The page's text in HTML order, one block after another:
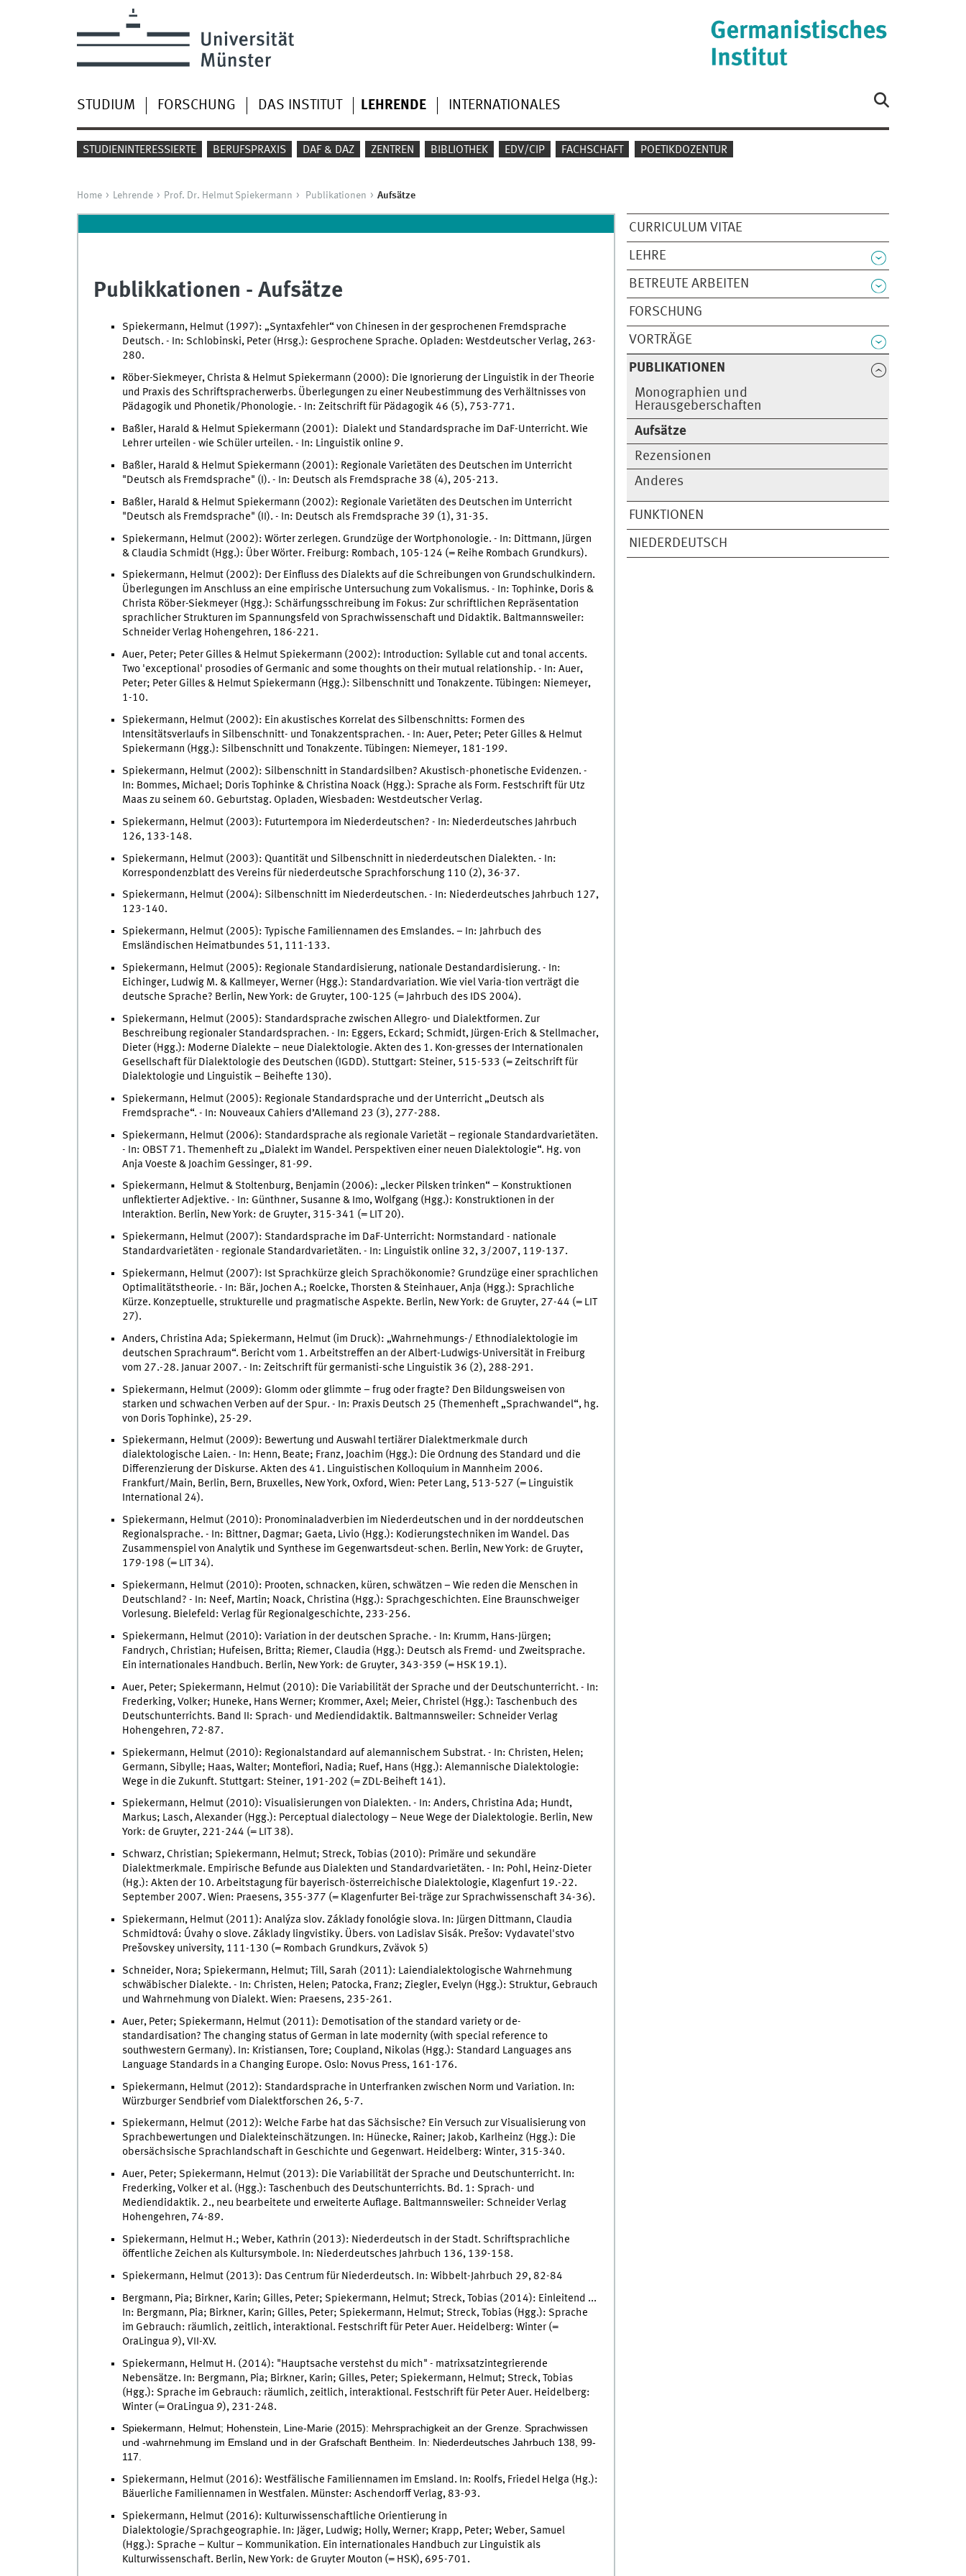
STUDIUM FORSCHUNG DAS INSTITUT LEHRENDE INTERNATIONALES
STUDIENINTERESSIERTE BERUFSPRAXIS DAF & DAZ ZENTREN BIBLIOTHEK EDV/CIP FACHSCHAFT POETIKDOZENTUR
Home Lehrende Prof. Dr. Helmut Spiekermann Publikationen Aufsätze
CURRICULUM VITAE
LEHRE
BETREUTE ARBEITEN
FORSCHUNG
VORTRÄGE
PUBLIKATIONEN
Monographien und
Herausgeberschaften
Aufsätze
Rezensionen
Anderes
FUNKTIONEN
NIEDERDEUTSCH
Publikkationen - Aufsätze
Spiekermann, Helmut (1997): „Syntaxfehler“ von Chinesen in der gesprochenen Fremdsprache
Deutsch. - In: Schlobinski, Peter (Hrsg.): Gesprochene Sprache. Opladen: Westdeutscher Verlag, 263-
280.
Röber-Siekmeyer, Christa & Helmut Spiekermann (2000): Die Ignorierung der Linguistik in der Theorie
und Praxis des Schriftspracherwerbs. Überlegungen zu einer Neubestimmung des Verhältnisses von
Pädagogik und Phonetik/Phonologie. - In: Zeitschrift für Pädagogik 46 (5), 753-771.
Baßler, Harald & Helmut Spiekermann (2001): Dialekt und Standardsprache im DaF-Unterricht. Wie
Lehrer urteilen - wie Schüler urteilen. - In: Linguistik online 9.
Baßler, Harald & Helmut Spiekermann (2001): Regionale Varietäten des Deutschen im Unterricht
"Deutsch als Fremdsprache" (I). - In: Deutsch als Fremdsprache 38 (4), 205-213.
Baßler, Harald & Helmut Spiekermann (2002): Regionale Varietäten des Deutschen im Unterricht
"Deutsch als Fremdsprache" (II). - In: Deutsch als Fremdsprache 39 (1), 31-35.
Spiekermann, Helmut (2002): Wörter zerlegen. Grundzüge der Wortphonologie. - In: Dittmann, Jürgen
& Claudia Schmidt (Hgg.): Über Wörter. Freiburg: Rombach, 105-124 (= Reihe Rombach Grundkurs).
Spiekermann, Helmut (2002): Der Einfluss des Dialekts auf die Schreibungen von Grundschulkindern.
Überlegungen im Anschluss an eine empirische Untersuchung zum Vokalismus. - In: Tophinke, Doris &
Christa Röber-Siekmeyer (Hgg.): Schärfungsschreibung im Fokus: Zur schriftlichen Repräsentation
sprachlicher Strukturen im Spannungsfeld von Sprachwissenschaft und Didaktik. Baltmannsweiler:
Schneider Verlag Hohengehren, 186-221.
Auer, Peter; Peter Gilles & Helmut Spiekermann (2002): Introduction: Syllable cut and tonal accents.
Two 'exceptional' prosodies of Germanic and some thoughts on their mutual relationship. - In: Auer,
Peter; Peter Gilles & Helmut Spiekermann (Hgg.): Silbenschnitt und Tonakzente. Tübingen: Niemeyer,
1-10.
Spiekermann, Helmut (2002): Ein akustisches Korrelat des Silbenschnitts: Formen des
Intensitätsverlaufs in Silbenschnitt- und Tonakzentsprachen. - In: Auer, Peter; Peter Gilles & Helmut
Spiekermann (Hgg.): Silbenschnitt und Tonakzente. Tübingen: Niemeyer, 181-199.
Spiekermann, Helmut (2002): Silbenschnitt in Standardsilben? Akustisch-phonetische Evidenzen. -
In: Bommes, Michael; Doris Tophinke & Christina Noack (Hgg.): Sprache als Form. Festschrift für Utz
Maas zu seinem 60. Geburtstag. Opladen, Wiesbaden: Westdeutscher Verlag.
Spiekermann, Helmut (2003): Futurtempora im Niederdeutschen? - In: Niederdeutsches Jahrbuch
126, 133-148.
Spiekermann, Helmut (2003): Quantität und Silbenschnitt in niederdeutschen Dialekten. - In:
Korrespondenzblatt des Vereins für niederdeutsche Sprachforschung 110 (2), 36-37.
Spiekermann, Helmut (2004): Silbenschnitt im Niederdeutschen. - In: Niederdeutsches Jahrbuch 127,
123-140.
Spiekermann, Helmut (2005): Typische Familiennamen des Emslandes. – In: Jahrbuch des
Emsländischen Heimatbundes 51, 111-133.
Spiekermann, Helmut (2005): Regionale Standardisierung, nationale Destandardisierung. - In:
Eichinger, Ludwig M. & Kallmeyer, Werner (Hgg.): Standardvariation. Wie viel Varia-tion verträgt die
deutsche Sprache? Berlin, New York: de Gruyter, 100-125 (= Jahrbuch des IDS 2004).
Spiekermann, Helmut (2005): Standardsprache zwischen Allegro- und Dialektformen. Zur
Beschreibung regionaler Standardsprachen. - In: Eggers, Eckard; Schmidt, Jürgen-Erich & Stellmacher,
Dieter (Hgg.): Moderne Dialekte – neue Dialektologie. Akten des 1. Kon-gresses der Internationalen
Gesellschaft für Dialektologie des Deutschen (IGDD). Stuttgart: Steiner, 515-533 (= Zeitschrift für
Dialektologie und Linguistik – Beihefte 130).
Spiekermann, Helmut (2005): Regionale Standardsprache und der Unterricht „Deutsch als
Fremdsprache“. - In: Nouveaux Cahiers d’Allemand 23 (3), 277-288.
Spiekermann, Helmut (2006): Standardsprache als regionale Varietät – regionale Standardvarietäten.
- In: OBST 71. Themenheft zu „Dialekt im Wandel. Perspektiven einer neuen Dialektologie“. Hg. von
Anja Voeste & Joachim Gessinger, 81-99.
Spiekermann, Helmut & Stoltenburg, Benjamin (2006): „lecker Pilsken trinken“ – Konstruktionen
unflektierter Adjektive. - In: Günthner, Susanne & Imo, Wolfgang (Hgg.): Konstruktionen in der
Interaktion. Berlin, New York: de Gruyter, 315-341 (= LIT 20).
Spiekermann, Helmut (2007): Standardsprache im DaF-Unterricht: Normstandard - nationale
Standardvarietäten - regionale Standardvarietäten. - In: Linguistik online 32, 3/2007, 119-137.
Spiekermann, Helmut (2007): Ist Sprachkürze gleich Sprachökonomie? Grundzüge einer sprachlichen
Optimalitätstheorie. - In: Bär, Jochen A.; Roelcke, Thorsten & Steinhauer, Anja (Hgg.): Sprachliche
Kürze. Konzeptuelle, strukturelle und pragmatische Aspekte. Berlin, New York: de Gruyter, 27-44 (= LIT
27).
Anders, Christina Ada; Spiekermann, Helmut (im Druck): „Wahrnehmungs-/ Ethnodialektologie im
deutschen Sprachraum“. Bericht vom 1. Arbeitstreffen an der Albert-Ludwigs-Universität in Freiburg
vom 27.-28. Januar 2007. - In: Zeitschrift für germanisti-sche Linguistik 36 (2), 288-291.
Spiekermann, Helmut (2009): Glomm oder glimmte – frug oder fragte? Den Bildungsweisen von
starken und schwachen Verben auf der Spur. - In: Praxis Deutsch 25 (Themenheft „Sprachwandel“, hg.
von Doris Tophinke), 25-29.
Spiekermann, Helmut (2009): Bewertung und Auswahl tertiärer Dialektmerkmale durch
dialektologische Laien. - In: Henn, Beate; Franz, Joachim (Hgg.): Die Ordnung des Standard und die
Differenzierung der Diskurse. Akten des 41. Linguistischen Kolloquium in Mannheim 2006.
Frankfurt/Main, Berlin, Bern, Bruxelles, New York, Oxford, Wien: Peter Lang, 513-527 (= Linguistik
International 24).
Spiekermann, Helmut (2010): Pronominaladverbien im Niederdeutschen und in der norddeutschen
Regionalsprache. - In: Bittner, Dagmar; Gaeta, Livio (Hgg.): Kodierungstechniken im Wandel. Das
Zusammenspiel von Analytik und Synthese im Gegenwartsdeut-schen. Berlin, New York: de Gruyter,
179-198 (= LIT 34).
Spiekermann, Helmut (2010): Prooten, schnacken, küren, schwätzen – Wie reden die Menschen in
Deutschland? - In: Neef, Martin; Noack, Christina (Hgg.): Sprachgeschichten. Eine Braunschweiger
Vorlesung. Bielefeld: Verlag für Regionalgeschichte, 233-256.
Spiekermann, Helmut (2010): Variation in der deutschen Sprache. - In: Krumm, Hans-Jürgen;
Fandrych, Christian; Hufeisen, Britta; Riemer, Claudia (Hgg.): Deutsch als Fremd- und Zweitsprache.
Ein internationales Handbuch. Berlin, New York: de Gruyter, 343-359 (= HSK 19.1).
Auer, Peter; Spiekermann, Helmut (2010): Die Variabilität der Sprache und der Deutschunterricht. - In:
Frederking, Volker; Huneke, Hans Werner; Krommer, Axel; Meier, Christel (Hgg.): Taschenbuch des
Deutschunterrichts. Band II: Sprach- und Mediendidaktik. Baltmannsweiler: Schneider Verlag
Hohengehren, 72-87.
Spiekermann, Helmut (2010): Regionalstandard auf alemannischem Substrat. - In: Christen, Helen;
Germann, Sibylle; Haas, Walter; Montefiori, Nadia; Ruef, Hans (Hgg.): Alemannische Dialektologie:
Wege in die Zukunft. Stuttgart: Steiner, 191-202 (= ZDL-Beiheft 141).
Spiekermann, Helmut (2010): Visualisierungen von Dialekten. - In: Anders, Christina Ada; Hundt,
Markus; Lasch, Alexander (Hgg.): Perceptual dialectology – Neue Wege der Dialektologie. Berlin, New
York: de Gruyter, 221-244 (= LIT 38).
Schwarz, Christian; Spiekermann, Helmut; Streck, Tobias (2010): Primäre und sekundäre
Dialektmerkmale. Empirische Befunde aus Dialekten und Standardvarietäten. - In: Pohl, Heinz-Dieter
(Hg.): Akten der 10. Arbeitstagung für bayerisch-österreichische Dialektologie, Klagenfurt 19.-22.
September 2007. Wien: Praesens, 355-377 (= Klagenfurter Bei-träge zur Sprachwissenschaft 34-36).
Spiekermann, Helmut (2011): Analýza slov. Základy fonológie slova. In: Jürgen Dittmann, Claudia
Schmidtová: Úvahy o slove. Základy lingvistiky. Übers. von Ladislav Sisák. Prešov: Vydavatel'stvo
Prešovskey university, 111-130 (= Rombach Grundkurs, Zvävok 5)
Schneider, Nora; Spiekermann, Helmut; Till, Sarah (2011): Laiendialektologische Wahrnehmung
schwäbischer Dialekte. - In: Christen, Helen; Patocka, Franz; Ziegler, Evelyn (Hgg.): Struktur, Gebrauch
und Wahrnehmung von Dialekt. Wien: Praesens, 235-261.
Auer, Peter; Spiekermann, Helmut (2011): Demotisation of the standard variety or de-
standardisation? The changing status of German in late modernity (with special reference to
southwestern Germany). In: Kristiansen, Tore; Coupland, Nikolas (Hgg.): Standard Languages ans
Language Standards in a Changing Europe. Oslo: Novus Press, 161-176.
Spiekermann, Helmut (2012): Standardsprache in Unterfranken zwischen Norm und Variation. In:
Würzburger Sendbrief vom Dialektforschen 26, 5-7.
Spiekermann, Helmut (2012): Welche Farbe hat das Sächsische? Ein Versuch zur Visualisierung von
Sprachbewertungen und Dialekteinschätzungen. In: Hünecke, Rainer; Jakob, Karlheinz (Hgg.): Die
obersächsische Sprachlandschaft in Geschichte und Gegenwart. Heidelberg: Winter, 315-340.
Auer, Peter; Spiekermann, Helmut (2013): Die Variabilität der Sprache und Deutschunterricht. In:
Frederking, Volker et al. (Hgg.): Taschenbuch des Deutschunterrichts. Bd. 1: Sprach- und
Mediendidaktik. 2., neu bearbeitete und erweiterte Auflage. Baltmannsweiler: Schneider Verlag
Hohengehren, 74-89.
Spiekermann, Helmut H.; Weber, Kathrin (2013): Niederdeutsch in der Stadt. Schriftsprachliche
öffentliche Zeichen als Kultursymbole. In: Niederdeutsches Jahrbuch 136, 139-158.
Spiekermann, Helmut (2013): Das Centrum für Niederdeutsch. In: Wibbelt-Jahrbuch 29, 82-84
Bergmann, Pia; Birkner, Karin; Gilles, Peter; Spiekermann, Helmut; Streck, Tobias (2014): Einleitend ...
In: Bergmann, Pia; Birkner, Karin; Gilles, Peter; Spiekermann, Helmut; Streck, Tobias (Hgg.): Sprache
im Gebrauch: räumlich, zeitlich, interaktional. Festschrift für Peter Auer. Heidelberg: Winter (=
OraLingua 9), VII-XV.
Spiekermann, Helmut H. (2014): "Hauptsache verstehst du mich" - matrixsatzintegrierende
Nebensätze. In: Bergmann, Pia; Birkner, Karin; Gilles, Peter; Spiekermann, Helmut; Streck, Tobias
(Hgg.): Sprache im Gebrauch: räumlich, zeitlich, interaktional. Festschrift für Peter Auer. Heidelberg:
Winter (= OraLingua 9), 231-248.
Spiekermann, Helmut; Hohenstein, Line-Marie (2015): Mehrsprachigkeit an der Grenze. Sprachwissen
und -wahrnehmung im Emsland und in der Grafschaft Bentheim. In: Niederdeutsches Jahrbuch 138, 99-
117.
Spiekermann, Helmut (2016): Westfälische Familiennamen im Emsland. In: Roolfs, Friedel Helga (Hg.):
Bäuerliche Familiennamen in Westfalen. Münster: Aschendorff Verlag, 83-93.
Spiekermann, Helmut (2016): Kulturwissenschaftliche Orientierung in
Dialektologie/Sprachgeographie. In: Jäger, Ludwig; Holly, Werner; Krapp, Peter; Weber, Samuel
(Hgg.): Sprache – Kultur – Kommunikation. Ein internationales Handbuch zur Linguistik als
Kulturwissenschaft. Berlin, New York: de Gruyter Mouton (= HSK), 695-701.